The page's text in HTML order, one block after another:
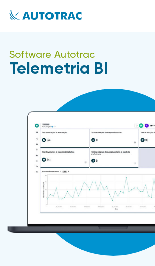
Software Autotrac
Telemetria BI